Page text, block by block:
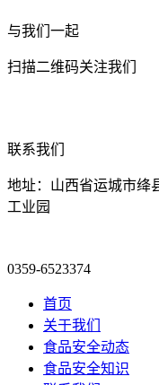
与我们一起
扫描二维码关注我们
联系我们
地址：山西省运城市绛
工业园
0359-6523374
首页
关于我们
食品安全动态
食品安全知识